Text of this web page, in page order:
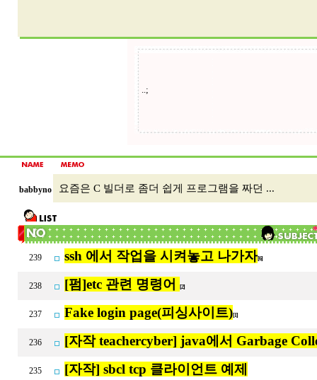
babbyno 요즘은 C 빌더로 좀더 쉽게 프로그램을 짜던 ...
239 ssh 에서 작업을 시켜놓고 나가자[6]
238 [펌]etc 관련 명령어 [2]
237 Fake login page(피싱사이트)[1]
236 [자작 teachercyber] java에서 Garbage
235 [자작] sbcl tcp 클라이언트 예제